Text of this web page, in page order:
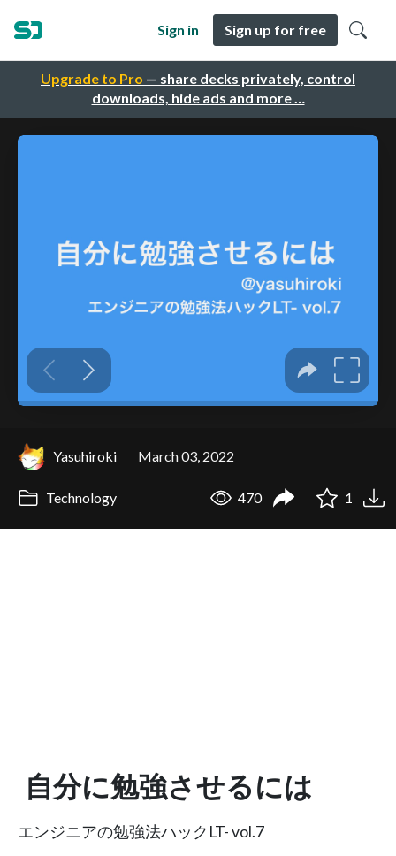
Upgrade to Pro — share decks privately, control
downloads, hide ads and more …
Sign in Sign up for free
Yasuhiroki March 03, 2022
Technology 470 1
自分に勉強させるには
エンジニアの勉強法ハックLT- vol.7